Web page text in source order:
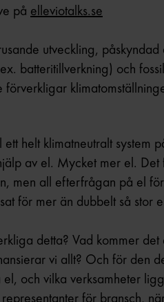
på elleviotalks.se
utveckling,
batteritillverkning) och
förverkligar
ett helt klimatneutralt system
av el. Mycket mer el. Det
men all efterfrågan på el
för mer än dubbelt så stor
detta? Vad kommer
vi allt? Och för den
och vilka verksamheter
för bransch,